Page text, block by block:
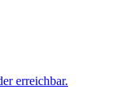
erreichbar.